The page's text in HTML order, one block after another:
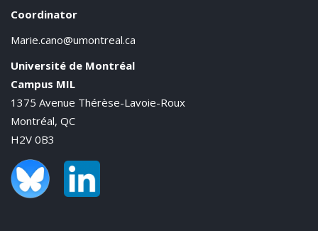
Coordinator
Marie.cano@umontreal.ca
Université de Montréal
Campus MIL
1375 Avenue Thérèse-Lavoie-Roux
Montréal, QC
H2V 0B3